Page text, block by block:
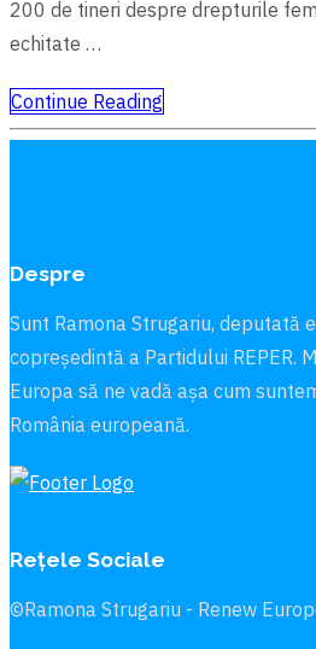
200 de tineri despre drepturile
echitate …
Continue Reading
Despre
Sunt Ramona Strugariu, deputată
copreședintă a Partidului REPER.
Europa să ne vadă aşa cum
România europeană.
Rețele Sociale
©Ramona Strugariu - Renew